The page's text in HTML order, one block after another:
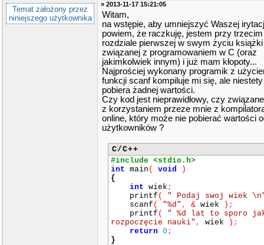
Temat założony przez
niniejszego użytkownika
» 2013-11-17 15:21:05
Witam,
na wstępie, aby umniejszyć Waszej
powiem, że raczkuję, jestem przy trzecim
rozdziale pierwszej w swym życiu książki
związanej z programowaniem w C (oraz
jakimkolwiek innym) i już mam kłopoty...
Najprościej wykonany programik z
funkcji scanf kompiluje mi się, ale
pobiera żadnej wartości.
Czy kod jest nieprawidłowy, czy
z korzystaniem przeze mnie z
online, który może nie pobierać wartości
użytkowników ?
C/C++
#include <stdio.h>
int main ( void
)
{
int wiek ;
printf (
" Podaj swoj wiek
scanf ( "%d" , & wiek ) ;
printf (
" %d lat to sporo
rozpoczęcie nauki" , wiek ) ;
return 0 ;
}